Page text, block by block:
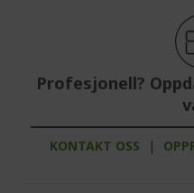
Profesjonell?
KONTAKT OSS |